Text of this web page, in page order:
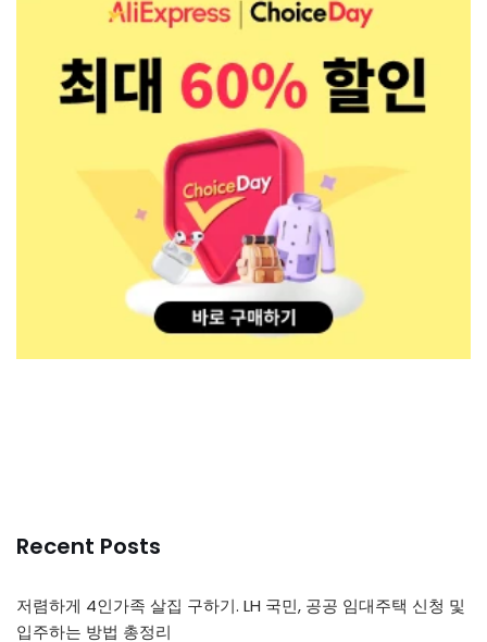
Recent Posts
저렴하게 4인가족 살집 구하기. LH 국민, 공공 임대주택 신청 및
입주하는 방법 총정리